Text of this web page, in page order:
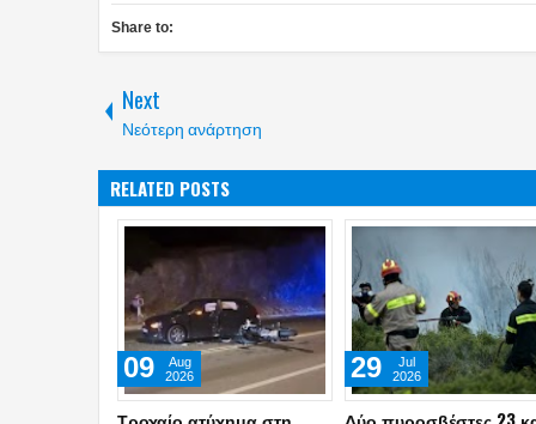
Share to:
Next
Νεότερη ανάρτηση
RELATED POSTS
05
May
2026
01
Apr
2026